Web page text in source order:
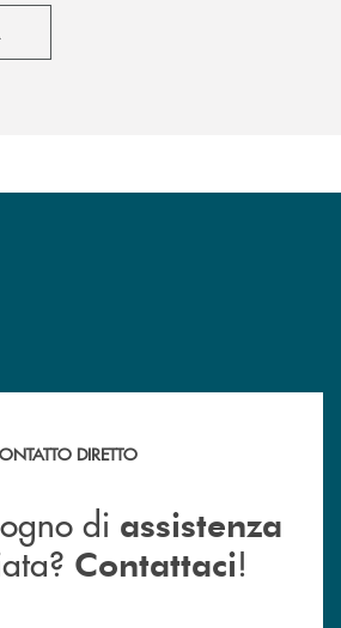
di assistenza immediata? Contattaci !
DIRETTO
di assistenza
Contattaci!